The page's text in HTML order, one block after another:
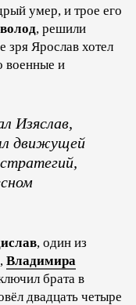
умер, и трое его
, решили
зря Ярослав хотел
военные и
Изяслав,
движущей
, один из
Владимира
брата в
двадцать четыре